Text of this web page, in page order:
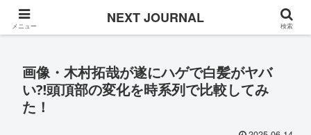
Once in a while
画像・木村拓哉が遂にハゲで白髪がヤバ
い⁈頭頂部の変化を時系列で比較してみ
た！
メニュー NEXT JOURNAL 検索